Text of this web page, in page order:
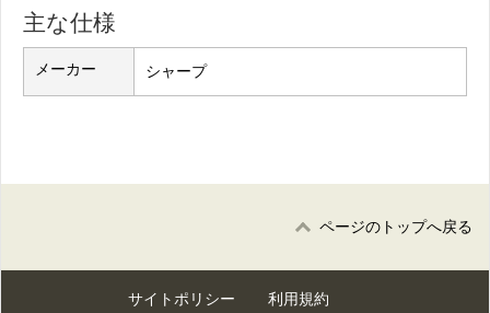
主な仕様
メーカー シャープ
ページのトップへ戻る
サイトポリシー 利用規約